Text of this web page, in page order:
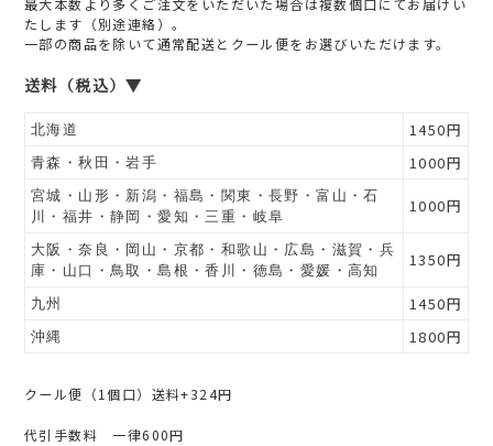
最大本数より多くご注文をいただいた場合は複数個口にてお届けい
たします（別途連絡）。
一部の商品を除いて通常配送とクール便をお選びいただけます。
送料（税込）▼
北海道 1450円
青森・秋田・岩手 1000円
宮城・山形・新潟・福島・関東・長野・富山・石
川・福井・静岡・愛知・三重・岐阜
1000円
大阪・奈良・岡山・京都・和歌山・広島・滋賀・兵
庫・山口・鳥取・島根・香川・徳島・愛媛・高知
1350円
九州 1450円
沖縄 1800円
クール便（1個口）送料+324円
代引手数料 一律600円